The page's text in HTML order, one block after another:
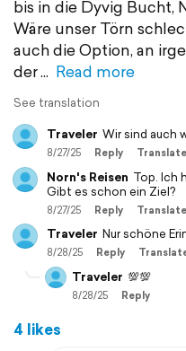
bis in die Dyvig Bucht,
Wäre unser Törn
auch die Option, an
der
Read more
See translation
Traveler Wir sind auch
8/27/25 Reply Translate
Norn's Reisen Top. Ich
Gibt es schon ein Ziel?
8/27/25 Reply Translate
Traveler Nur schöne
8/28/25 Reply
Traveler 💯💯
8/28/25 Reply
4 likes